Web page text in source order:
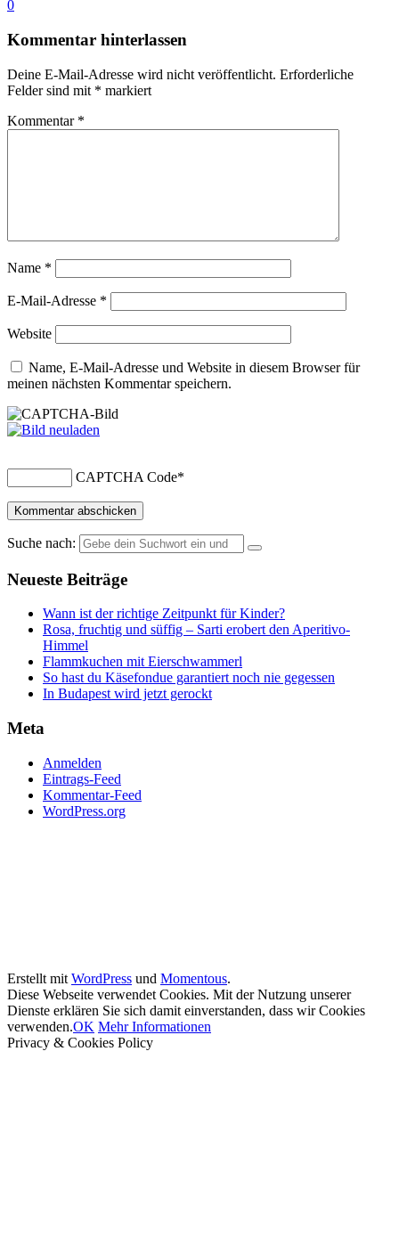
0
Kommentar hinterlassen
Deine E-Mail-Adresse wird nicht veröffentlicht. Erforderliche
Felder sind mit * markiert
Kommentar *
Name *
E-Mail-Adresse *
Website
Name, E-Mail-Adresse und Website in diesem Browser für
meinen nächsten Kommentar speichern.
CAPTCHA Code*
Suche nach:
Neueste Beiträge
Wann ist der richtige Zeitpunkt für Kinder?
Rosa, fruchtig und süffig – Sarti erobert den Aperitivo-
Himmel
Flammkuchen mit Eierschwammerl
So hast du Käsefondue garantiert noch nie gegessen
In Budapest wird jetzt gerockt
Meta
Anmelden
Eintrags-Feed
Kommentar-Feed
WordPress.org
Erstellt mit WordPress und Momentous.
Diese Webseite verwendet Cookies. Mit der Nutzung unserer
Dienste erklären Sie sich damit einverstanden, dass wir Cookies
verwenden.OK Mehr Informationen
Privacy & Cookies Policy